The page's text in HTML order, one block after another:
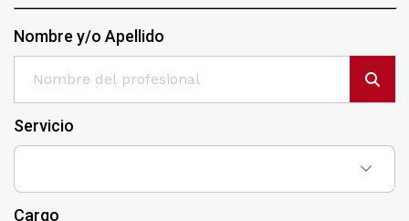
Nombre y/o Apellido
Servicio
Cargo